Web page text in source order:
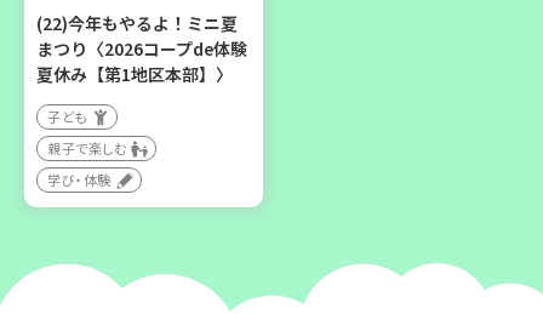
(22)今年もやるよ！ミニ夏
まつり〈2026コープde体験
夏休み【第1地区本部】〉
子ども
親子で楽しむ
学び・体験